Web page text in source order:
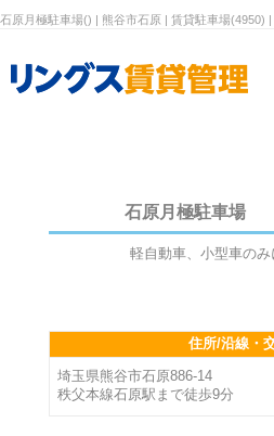
石原月極駐車場() | 熊谷市石原 | 賃貸駐車場(4950)
石原月極駐車場
軽自動車、小型車のみ
住所/沿線・
埼玉県熊谷市石原886-14
秩父本線石原駅まで徒歩9分